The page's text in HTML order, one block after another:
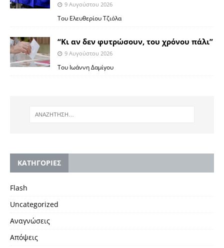
9 Αυγούστου 2026
Του Ελευθερίου Τζιόλα
“Κι αν δεν φυτρώσουν, του χρόνου πάλι”
9 Αυγούστου 2026
Toυ Ιωάννη Δαμίγου
KΑΤΗΓΟΡΙΕΣ
Flash
Uncategorized
Αναγνώσεις
Απόψεις